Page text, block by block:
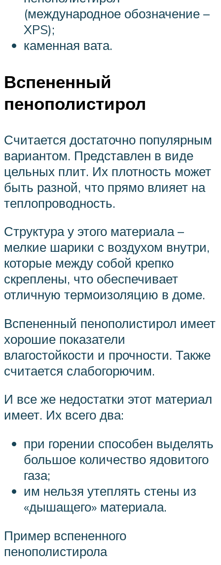
(международное обозначение –
XPS);
каменная вата.
Вспененный
пенополистирол
Считается достаточно популярным
вариантом. Представлен в виде
цельных плит. Их плотность может
быть разной, что прямо влияет на
теплопроводность.
Структура у этого материала –
мелкие шарики с воздухом внутри,
которые между собой крепко
скреплены, что обеспечивает
отличную термоизоляцию в доме.
Вспененный пенополистирол имеет
хорошие показатели
влагостойкости и прочности. Также
считается слабогорючим.
И все же недостатки этот материал
имеет. Их всего два:
при горении способен выделять
большое количество ядовитого
газа;
им нельзя утеплять стены из
«дышащего» материала.
Пример вспененного
пенополистирола